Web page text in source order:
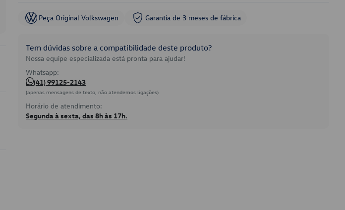
Peça Original Volkswagen Garantia de 3 meses de fábrica
Tem dúvidas sobre a compatibilidade deste produto?
Nossa equipe especializada está pronta para ajudar!
Whatsapp:
(41) 99125-2143
(apenas mensagens de texto, não atendemos ligações)
Horário de atendimento:
Segunda à sexta, das 8h às 17h.